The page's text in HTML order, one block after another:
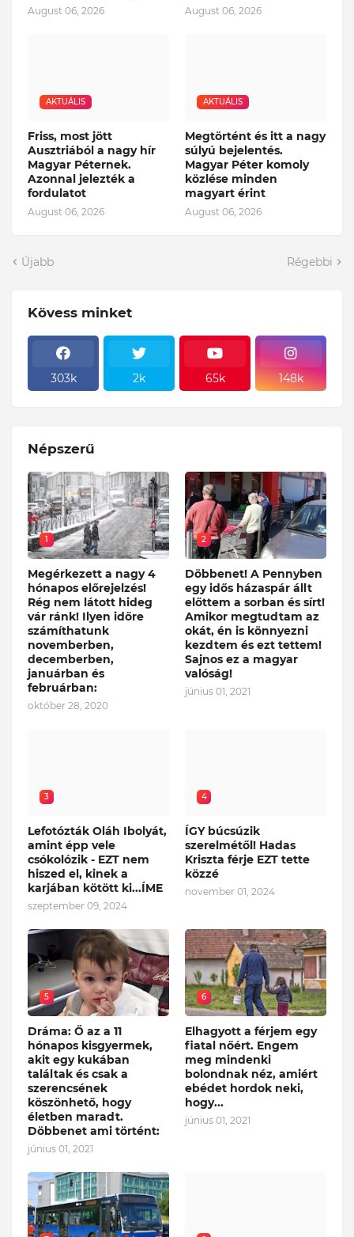
August 06, 2026 August 06, 2026
AKTUÁLIS
Friss, most jött
Ausztriából a nagy hír
Magyar Péternek.
Azonnal jelezték a
fordulatot
August 06, 2026
AKTUÁLIS
Megtörtént és itt a nagy
súlyú bejelentés.
Magyar Péter komoly
közlése minden
magyart érint
August 06, 2026
Újabb Régebbi
Kövess minket
303k 2k 65k 148k
Népszerű
1
Megérkezett a nagy 4
hónapos előrejelzés!
Rég nem látott hideg
vár ránk! Ilyen időre
számíthatunk
novemberben,
decemberben,
januárban és
februárban:
október 28, 2020
2
Döbbenet! A Pennyben
egy idős házaspár állt
előttem a sorban és sírt!
Amikor megtudtam az
okát, én is könnyezni
kezdtem és ezt tettem!
Sajnos ez a magyar
valóság!
június 01, 2021
3
Lefotózták Oláh Ibolyát,
amint épp vele
csókolózik - EZT nem
hiszed el, kinek a
karjában kötött ki...ÍME
szeptember 09, 2024
4
ÍGY búcsúzik
szerelmétől! Hadas
Kriszta férje EZT tette
közzé
november 01, 2024
5
Dráma: Ő az a 11
hónapos kisgyermek,
akit egy kukában
találtak és csak a
szerencsének
köszönhető, hogy
életben maradt.
Döbbenet ami történt:
június 01, 2021
6
Elhagyott a férjem egy
fiatal nőért. Engem
meg mindenki
bolondnak néz, amiért
ebédet hordok neki,
hogy...
június 01, 2021